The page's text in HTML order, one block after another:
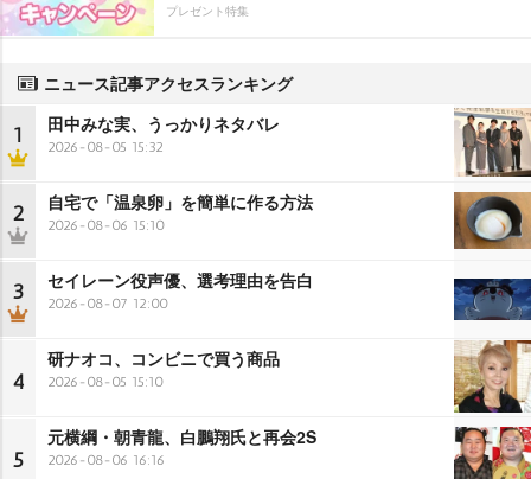
プレゼント特集
ニュース記事アクセスランキング
1 田中みな実、うっかりネタバレ
2026-08-05 15:32
2 自宅で「温泉卵」を簡単に作る方法
2026-08-06 15:10
3 セイレーン役声優、選考理由を告白
2026-08-07 12:00
4
研ナオコ、コンビニで買う商品
2026-08-05 15:10
5
元横綱・朝青龍、白鵬翔氏と再会2S
2026-08-06 16:16